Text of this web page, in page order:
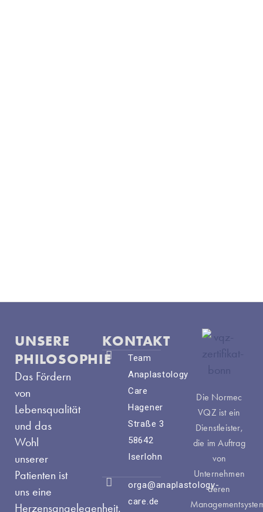
UNSERE
PHILOSOPHIE
Das Fördern
von
Lebensqualität
und das
Wohl
unserer
Patienten ist
uns eine
Herzensangelegenheit.
KONTAKT
Team
Anaplastology
Care
Hagener
Straße 3
58642
Iserlohn
orga@anaplastology-
care.de
Die Normec
VQZ ist ein
Dienstleister,
die im Auftrag
von
Unternehmen
deren